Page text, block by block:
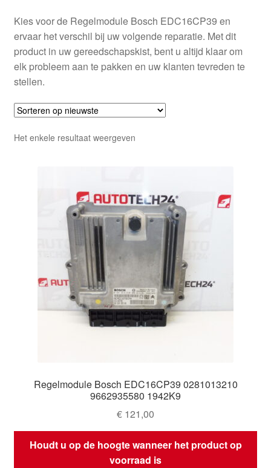
Kies voor de Regelmodule Bosch EDC16CP39 en
ervaar het verschil bij uw volgende reparatie. Met dit
product in uw gereedschapskist, bent u altijd klaar om
elk probleem aan te pakken en uw klanten tevreden te
stellen.
Het enkele resultaat weergeven
Regelmodule Bosch EDC16CP39 0281013210
9662935580 1942K9
€ 121,00
Houdt u op de hoogte wanneer het product op
voorraad is